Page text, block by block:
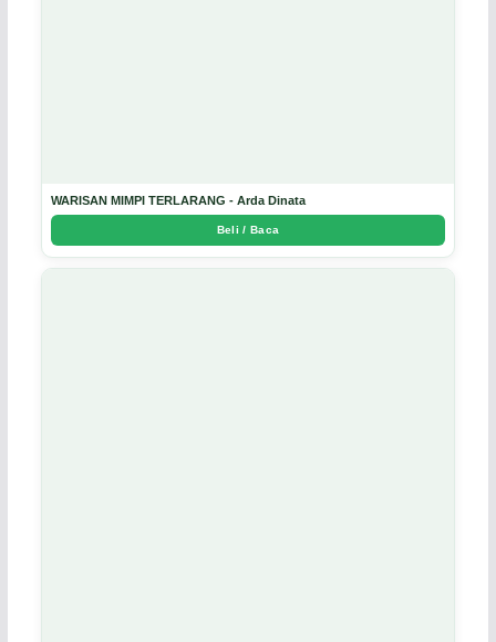
WARISAN MIMPI TERLARANG - Arda Dinata
Beli / Baca